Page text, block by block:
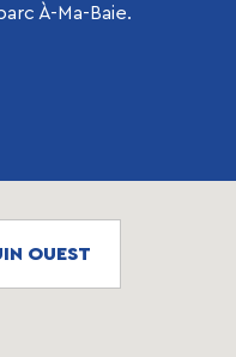
À-Ma-Baie.
OUEST